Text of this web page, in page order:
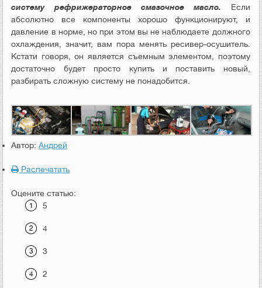
систему рефрижераторное смазочное масло. Если
абсолютно все компоненты хорошо функционируют, и
давление в норме, но при этом вы не наблюдаете должного
охлаждения, значит, вам пора менять ресивер-осушитель.
Кстати говоря, он является съемным элементом, поэтому
достаточно будет просто купить и поставить новый,
разбирать сложную систему не понадобится.
Автор:Андрей
Распечатать
Оцените статью:
5
4
3
2